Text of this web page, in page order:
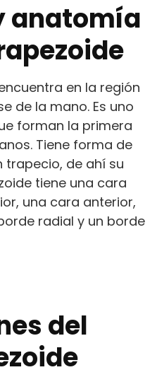
anatomía
en la región
de la mano. Es uno
forman la primera
Tiene forma de
trapecio, de ahí su
tiene una cara
una cara anterior,
radial y un borde
del